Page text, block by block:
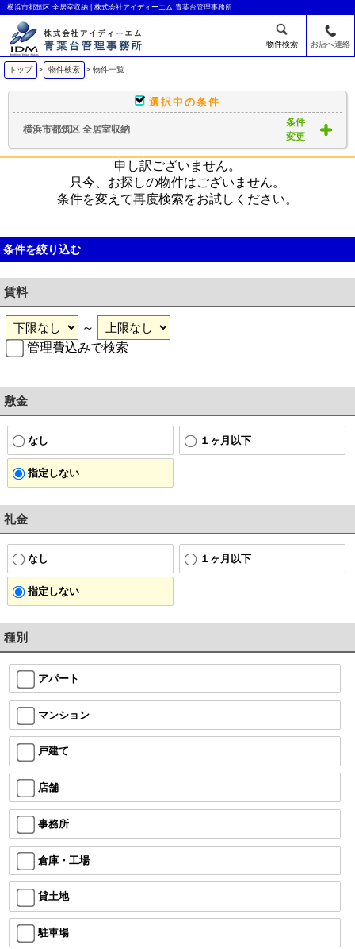
横浜市都筑区 全居室収納 | 株式会社アイディーエム 青葉台管理事務所
物件検索 お店へ連絡
トップ > 物件検索 > 物件一覧
選択中の条件
横浜市都筑区 全居室収納
条件
変更
申し訳ございません。
只今、お探しの物件はございません。
条件を変えて再度検索をお試しください。
条件を絞り込む
賃料
～
管理費込みで検索
敷金
なし １ヶ月以下
指定しない
礼金
なし １ヶ月以下
指定しない
種別
アパート
マンション
戸建て
店舗
事務所
倉庫・工場
貸土地
駐車場